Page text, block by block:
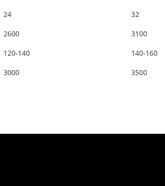
24 32
2600 3100
120-140 140-160
3000 3500